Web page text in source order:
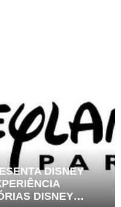
DISNEY
DISNEY